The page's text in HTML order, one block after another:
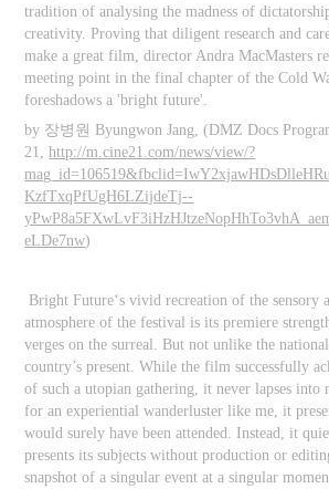
tradition of analysing the madness of
creativity. Proving that diligent research and
make a great film, director Andra MacMasters
meeting point in the final chapter of the Cold
foreshadows a 'bright future'.
by 장병원 Byungwon Jang, (DMZ Docs
21,http://m.cine21.com/news/view/?
KzfTxqPfUgH6LZijdeTj--
eLDe7nw)
Bright Future‘s vivid recreation of the sensory
atmosphere of the festival is its premiere
verges on the surreal. But not unlike the
country’s present. While the film successfully
of such a utopian gathering, it never lapses
for an experiential wanderluster like me, it
would surely have been attended. Instead, it
presents its subjects without production or
snapshot of a singular event at a singular